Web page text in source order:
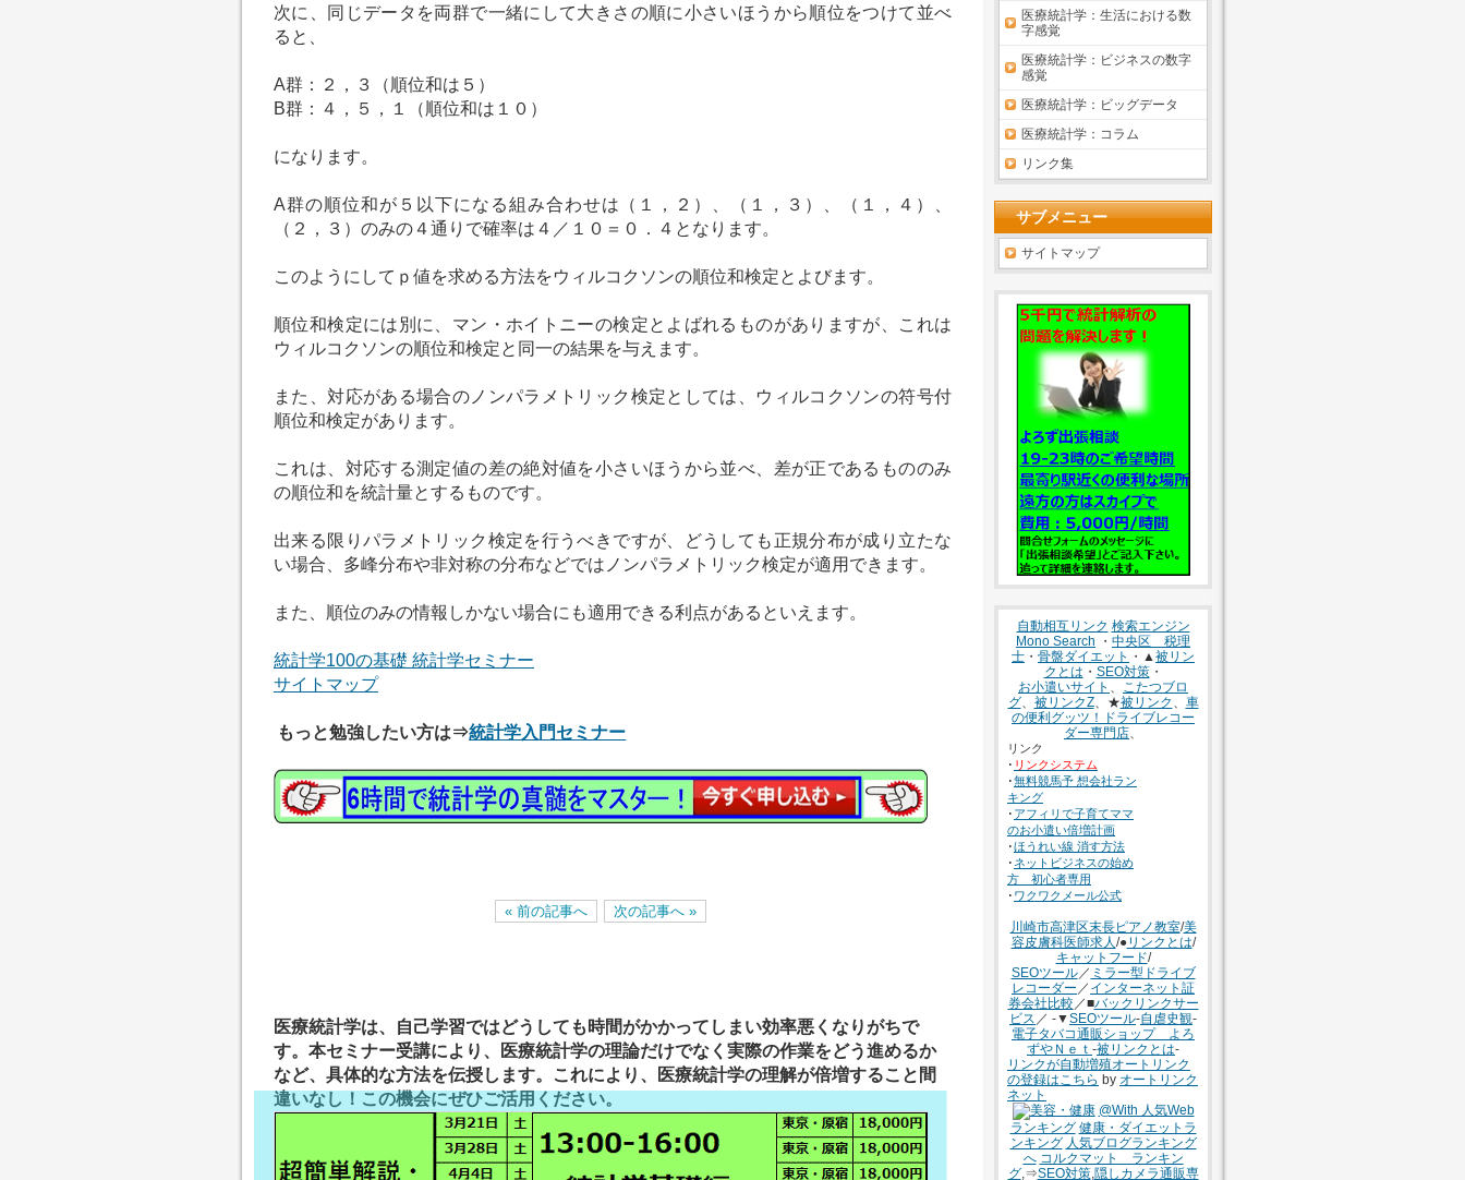
次に、同じデータを両群で一緒にして大きさの順に小さいほうから順位をつけて並べ
ると、
A群：２，３（順位和は５）
B群：４，５，１（順位和は１０）
になります。
A群の順位和が５以下になる組み合わせは（１，２）、（１，３）、（１，４）、
（２，３）のみの４通りで確率は４／１０＝０．４となります。
このようにしてｐ値を求める方法をウィルコクソンの順位和検定とよびます。
順位和検定には別に、マン・ホイトニーの検定とよばれるものがありますが、これは
ウィルコクソンの順位和検定と同一の結果を与えます。
また、対応がある場合のノンパラメトリック検定としては、ウィルコクソンの符号付
順位和検定があります。
これは、対応する測定値の差の絶対値を小さいほうから並べ、差が正であるもののみ
の順位和を統計量とするものです。
出来る限りパラメトリック検定を行うべきですが、どうしても正規分布が成り立たな
い場合、多峰分布や非対称の分布などではノンパラメトリック検定が適用できます。
また、順位のみの情報しかない場合にも適用できる利点があるといえます。
統計学100の基礎 統計学セミナー
サイトマップ
もっと勉強したい方は⇒統計学入門セミナー
« 前の記事へ 次の記事へ »
医療統計学は、自己学習ではどうしても時間がかかってしまい効率悪くなりがちで
す。本セミナー受講により、医療統計学の理論だけでなく実際の作業をどう進めるか
など、具体的な方法を伝授します。これにより、医療統計学の理解が倍増すること間
違いなし！この機会にぜひご活用ください。
医療統計学：生活における数
字感覚
医療統計学：ビジネスの数字
感覚
医療統計学：ビッグデータ
医療統計学：コラム
リンク集
サブメニュー
サイトマップ
自動相互リンク 検索エンジン
Mono Search ・ 中央区 税理
士 ・ 骨盤ダイエット ・▲被リン
クとは ・ SEO対策・
お小遣いサイト 、 こたつブロ
グ、 被リンクZ、★被リンク 、 車
の便利グッツ！ドライブレコー
ダー専門店、
リンク
･ リンクシステム
･無料競馬予 想会社ラン
キング
･ アフィリで子育てママ
のお小遣い倍増計画
･ほうれい線 消す方法
･ネットビジネスの始め
方 初心者専用
･ ワクワクメール公式
川崎市高津区末長ピアノ教室/美
容皮膚科医師求人/●リンクとは/
キャットフード/
SEOツール／ ミラー型ドライブ
レコーダー ／ インターネット証
券会社比較 ／■バックリンクサー
ビス ／ -▼SEOツール-自虐史観-
電子タバコ通販ショップ よろ
ずやＮｅｔ -被リンクとは-
リンクが自動増殖オートリンク
の登録はこちら by オートリンク
ネット
@With 人気Web
ランキング 健康・ダイエットラ
ンキング 人気ブログランキング
へ コルクマット ランキン
グ,⇒SEO対策,隠しカメラ通販専